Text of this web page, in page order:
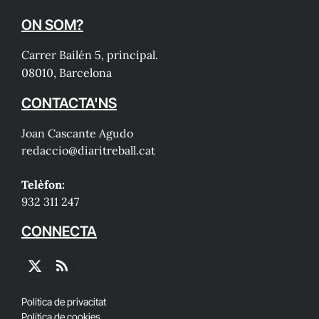
ON SOM?
Carrer Bailén 5, principal.
08010, Barcelona
CONTACTA'NS
Joan Cascante Agudo
redaccio@diaritreball.cat
Telèfon:
932 311 247
CONNECTA
X
RSS
Política de privacitat
Política de cookies